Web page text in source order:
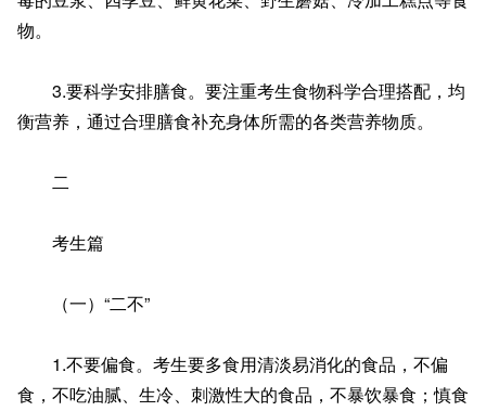
物。
3.要科学安排膳食。要注重考生食物科学合理搭配，均
衡营养，通过合理膳食补充身体所需的各类营养物质。
二
考生篇
（一）“二不”
1.不要偏食。考生要多食用清淡易消化的食品，不偏
食，不吃油腻、生冷、刺激性大的食品，不暴饮暴食；慎食